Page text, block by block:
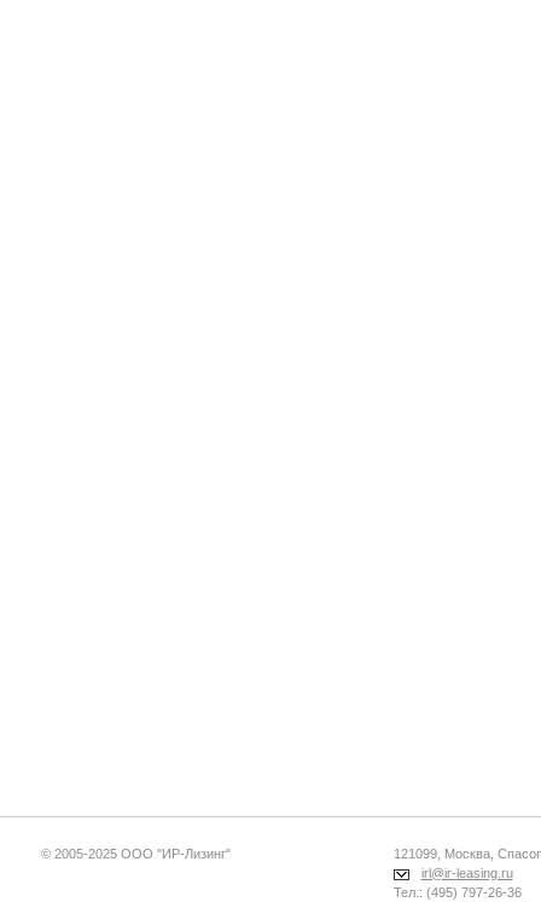
© 2005-2025 ООО "ИР-Лизинг"
121099, Москва,
irl@ir-leasing.ru
Тел.: (495) 797-26-36